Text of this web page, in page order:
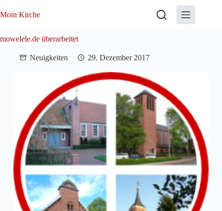
Inhalt
Moin Kirche
mowelele.de überarbeitet
Neuigkeiten 29. Dezember 2017